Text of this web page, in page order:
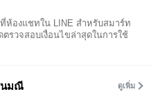
ห้องแชทใน LINE สำหรับสมาร์ท
รวจสอบเงื่อนไขล่าสุดในการใช้
นมณี ดูเพิ่ม